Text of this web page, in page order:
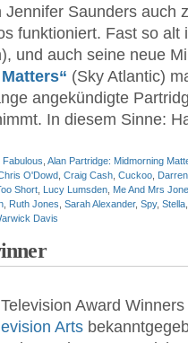
Saunders auch
funktioniert. Fast so alt
und auch seine neue
(Sky Atlantic)
angekündigte
In diesem Sinne:
Fabulous Alan Partridge: Midmorning
O'Dowd Craig Cash Cuckoo
Short Lucy Lumsden Me And Mrs
Ruth Jones Sarah Alexander, Spy, Stella
Davis
Award
Arts